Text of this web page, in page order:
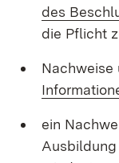
des
die Pflicht
Nachweise
ein
Ausbildung